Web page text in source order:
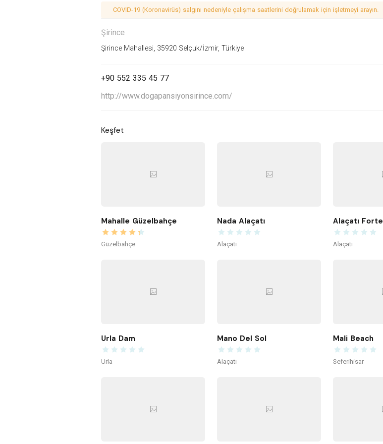
COVID-19 (Koronavirüs) salgını nedeniyle çalışma saatlerini doğrulamak için işletmeyi arayın.
Şirince
Şirince Mahallesi, 35920 Selçuk/İzmir, Türkiye
+90 552 335 45 77
http://www.dogapansiyonsirince.com/
Keşfet
Mahalle Güzelbahçe
Güzelbahçe
Nada Alaçatı
Alaçatı
Alaçatı Forte
Alaçatı
Urla Dam
Urla
Mano Del Sol
Alaçatı
Mali Beach
Seferihisar